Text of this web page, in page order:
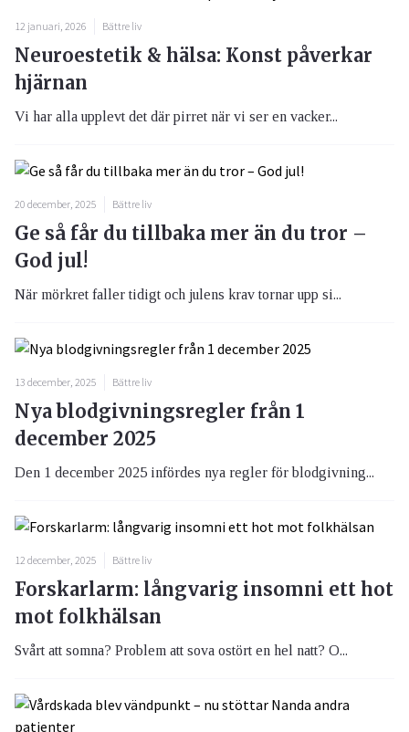
12 januari, 2026 Bättre liv
Neuroestetik & hälsa: Konst påverkar
hjärnan
Vi har alla upplevt det där pirret när vi ser en vacker...
20 december, 2025 Bättre liv
Ge så får du tillbaka mer än du tror –
God jul!
När mörkret faller tidigt och julens krav tornar upp si...
13 december, 2025 Bättre liv
Nya blodgivningsregler från 1
december 2025
Den 1 december 2025 infördes nya regler för blodgivning...
12 december, 2025 Bättre liv
Forskarlarm: långvarig insomni ett hot
mot folkhälsan
Svårt att somna? Problem att sova ostört en hel natt? O...